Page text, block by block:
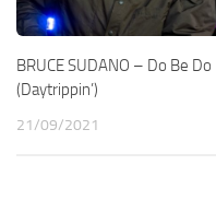
BRUCE SUDANO – Do Be Do
(Daytrippin’)
21/09/2021